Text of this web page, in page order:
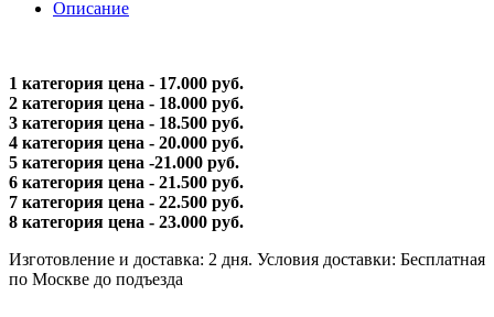
Описание
1 категория цена - 17.000 руб.
2 категория цена - 18.000 руб.
3 категория цена - 18.500 руб.
4 категория цена - 20.000 руб.
5 категория цена -21.000 руб.
6 категория цена - 21.500 руб.
7 категория цена - 22.500 руб.
8 категория цена - 23.000 руб.
Изготовление и доставка: 2 дня. Условия доставки: Бесплатная
по Москве до подъезда